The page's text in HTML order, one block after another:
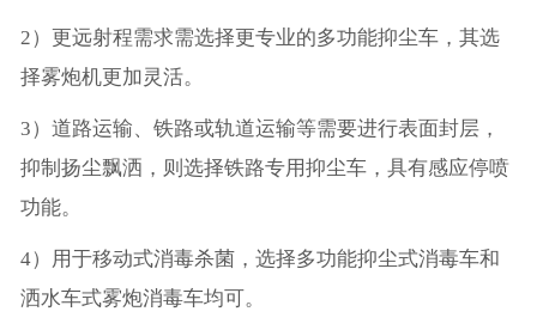
2）更远射程需求需选择更专业的多功能抑尘车，其选
择雾炮机更加灵活。
3）道路运输、铁路或轨道运输等需要进行表面封层，
抑制扬尘飘洒，则选择铁路专用抑尘车，具有感应停喷
功能。
4）用于移动式消毒杀菌，选择多功能抑尘式消毒车和
洒水车式雾炮消毒车均可。